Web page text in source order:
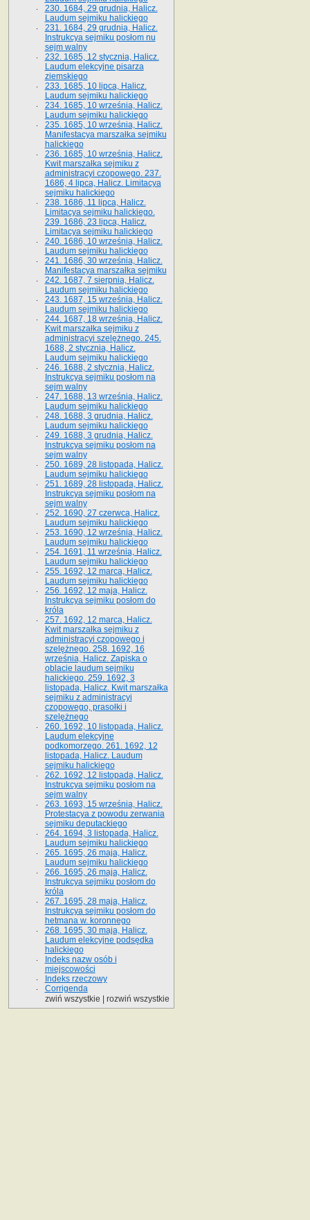
230. 1684, 29 grudnia, Halicz.
Laudum sejmiku halickiego
231. 1684, 29 grudnia, Halicz.
Instrukcya sejmiku posłom nu
sejm walny
232. 1685, 12 stycznia, Halicz.
Laudum elekcyjne pisarza
ziemskiego
233. 1685, 10 lipca, Halicz.
Laudum sejmiku halickiego
234. 1685, 10 września, Halicz.
Laudum sejmiku halickiego
235. 1685, 10 września, Halicz.
Manifestacya marszałka sejmiku
halickiego
236. 1685, 10 września, Halicz.
Kwit marszałka sejmiku z
administracyi czopowego. 237.
1686, 4 lipca, Halicz. Limitacya
sejmiku halickiego
238. 1686, 11 lipca, Halicz.
Limitacya sejmiku halickiego.
239. 1686, 23 lipca, Halicz.
Limitacya sejmiku halickiego
240. 1686, 10 września, Halicz.
Laudum sejmiku halickiego
241. 1686, 30 września, Halicz.
Manifestacya marszałka sejmiku
242. 1687, 7 sierpnia, Halicz.
Laudum sejmiku halickiego
243. 1687, 15 września, Halicz.
Laudum sejmiku halickiego
244. 1687, 18 września, Halicz.
Kwit marszałka sejmiku z
administracyi szelężnego. 245.
1688, 2 stycznia, Halicz.
Laudum sejmiku halickiego
246. 1688, 2 stycznia, Halicz.
Instrukcya sejmiku posłom na
sejm walny
247. 1688, 13 września, Halicz.
Laudum sejmiku halickiego
248. 1688, 3 grudnia, Halicz.
Laudum sejmiku halickiego
249. 1688, 3 grudnia, Halicz.
Instrukcya sejmiku posłom na
sejm walny
250. 1689, 28 listopada, Halicz.
Laudum sejmiku halickiego
251. 1689, 28 listopada, Halicz.
Instrukcya sejmiku posłom na
sejm walny
252. 1690, 27 czerwca, Halicz.
Laudum sejmiku halickiego
253. 1690, 12 września, Halicz.
Laudum sejmiku halickiego
254. 1691, 11 września, Halicz.
Laudum sejmiku halickiego
255. 1692, 12 marca, Halicz.
Laudum sejmiku halickiego
256. 1692, 12 maja, Halicz.
Instrukcya sejmiku posłom do
króla
257. 1692, 12 marca, Halicz.
Kwit marszałka sejmiku z
administracyi czopowego i
szelężnego. 258. 1692, 16
września, Halicz. Zapiska o
oblacie laudum sejmiku
halickiego. 259. 1692, 3
listopada, Halicz. Kwit marszałka
sejmiku z administracyi
czopowego, prasołki i
szelężnego
260. 1692, 10 listopada, Halicz.
Laudum elekcyjne
podkomorzego. 261. 1692, 12
listopada, Halicz. Laudum
sejmiku halickiego
262. 1692, 12 listopada, Halicz.
Instrukcya sejmiku posłom na
sejm walny
263. 1693, 15 września, Halicz.
Protestacya z powodu zerwania
sejmiku deputackiego
264. 1694, 3 listopada, Halicz.
Laudum sejmiku halickiego
265. 1695, 26 maja, Halicz.
Laudum sejmiku halickiego
266. 1695, 26 maja, Halicz.
Instrukcya sejmiku posłom do
króla
267. 1695, 28 maja, Halicz.
Instrukcya sejmiku posłom do
hetmana w. koronnego
268. 1695, 30 maja, Halicz.
Laudum elekcyjne podsędka
halickiego
Indeks nazw osób i
miejscowości
Indeks rzeczowy
Corrigenda
zwiń wszystkie
rozwiń wszystkie